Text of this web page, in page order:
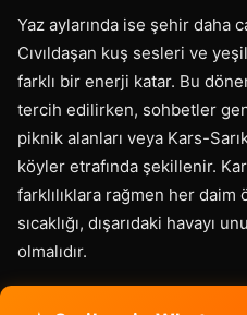
Yaz aylarında ise şehir daha
Cıvıldaşan kuş sesleri ve
farklı bir enerji katar. Bu
tercih edilirken, sohbetler
piknik alanları veya Kars-
köyler etrafında şekillenir.
farklılıklara rağmen her
sıcaklığı, dışarıdaki havayı
olmalıdır.